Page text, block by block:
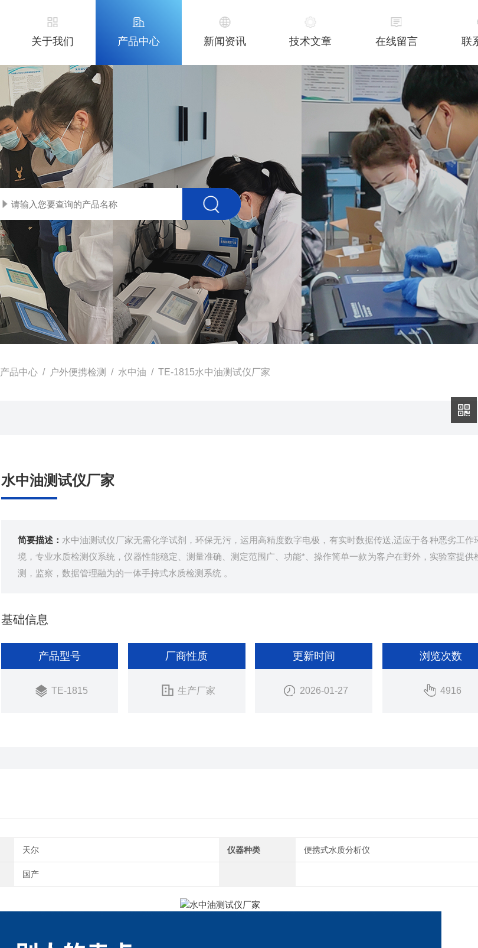
关于我们 产品中心 新闻资讯 技术文章 在线留言 联
产品中心 / 户外便携检测 / 水中油 / TE-1815水中油测试仪厂家
水中油测试仪厂家
简要描述： 水中油测试仪厂家无需化学试剂，环保无污，运用高精度数字电极，有实时数据传送,适应于各种恶劣工作
境，专业水质检测仪系统，仪器性能稳定、测量准确、测定范围广、功能*、操作简单一款为客户在野外，实验室提供
测，监察，数据管理融为的一体手持式水质检测系统 。
基础信息
产品型号
TE-1815
厂商性质
生产厂家
更新时间
2026-01-27
浏览次数
4916
天尔 仪器种类 便携式水质分析仪
国产